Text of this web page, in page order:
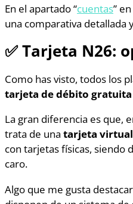
En el apartado “cuentas”
una comparativa detallada
✅Tarjeta N26:
Como has visto, todos los
tarjeta de débito
La gran diferencia es que,
trata de una tarjeta virtual
con tarjetas físicas, siendo
caro.
Algo que me gusta